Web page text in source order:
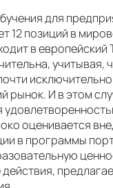
для
12 позиций в
в
учитывая,
рынок. И в этом
оценивается
в программы